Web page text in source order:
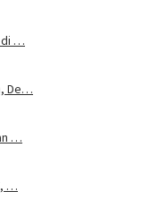
di …
De…
…
…